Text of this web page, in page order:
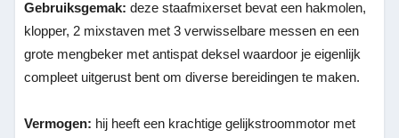
Gebruiksgemak: deze staafmixerset bevat een hakmolen,
klopper, 2 mixstaven met 3 verwisselbare messen en een
grote mengbeker met antispat deksel waardoor je eigenlijk
compleet uitgerust bent om diverse bereidingen te maken.
Vermogen: hij heeft een krachtige gelijkstroommotor met